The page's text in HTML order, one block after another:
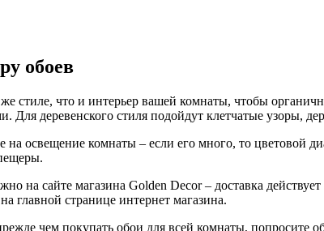
обоев
стиле, что и интерьер вашей комнаты, чтобы
Для деревенского стиля подойдут клетчатые узоры,
на освещение комнаты – если его много, то цветовой
на сайте магазина Golden Decor – доставка
главной странице интернет магазина.
чем покупать обои для всей комнаты, попросите